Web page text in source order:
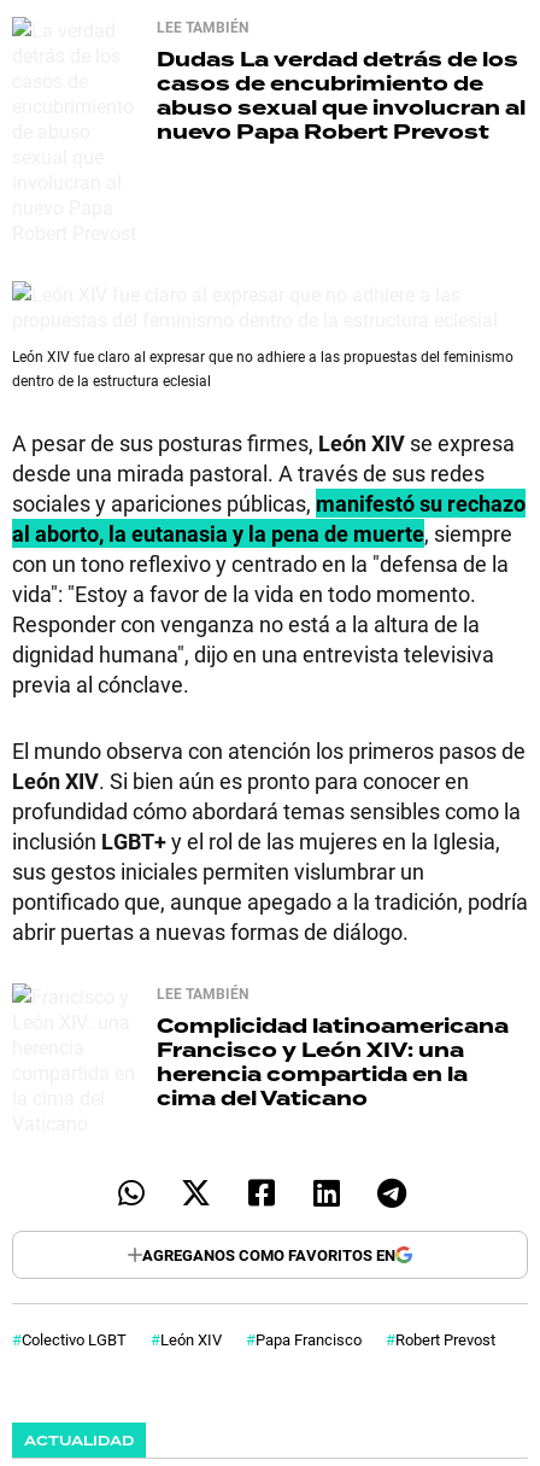
LEE TAMBIÉN
Dudas La verdad detrás de los
casos de encubrimiento de
abuso sexual que involucran al
nuevo Papa Robert Prevost
León XIV fue claro al expresar que no adhiere a las propuestas del feminismo
dentro de la estructura eclesial
A pesar de sus posturas firmes, León XIV se expresa
desde una mirada pastoral. A través de sus redes
sociales y apariciones públicas, manifestó su rechazo
al aborto, la eutanasia y la pena de muerte, siempre
con un tono reflexivo y centrado en la "defensa de la
vida": "Estoy a favor de la vida en todo momento.
Responder con venganza no está a la altura de la
dignidad humana", dijo en una entrevista televisiva
previa al cónclave.
El mundo observa con atención los primeros pasos de
León XIV. Si bien aún es pronto para conocer en
profundidad cómo abordará temas sensibles como la
inclusión LGBT+y el rol de las mujeres en la Iglesia,
sus gestos iniciales permiten vislumbrar un
pontificado que, aunque apegado a la tradición, podría
abrir puertas a nuevas formas de diálogo.
LEE TAMBIÉN
Complicidad latinoamericana
Francisco y León XIV: una
herencia compartida en la
cima del Vaticano
AGREGANOS COMO FAVORITOS EN
Colectivo LGBT León XIV Papa Francisco Robert Prevost
ACTUALIDAD